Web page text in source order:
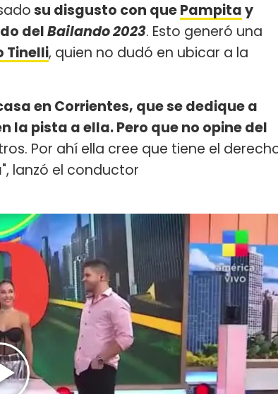
su disgusto con quePampitay
delBailando 2023. Esto generó una
Tinelli, quien no dudó en ubicar a la
en Corrientes, que se dedique a
pista a ella. Pero que no opine del
Por ahí ella cree que tiene el
", lanzó el conductor